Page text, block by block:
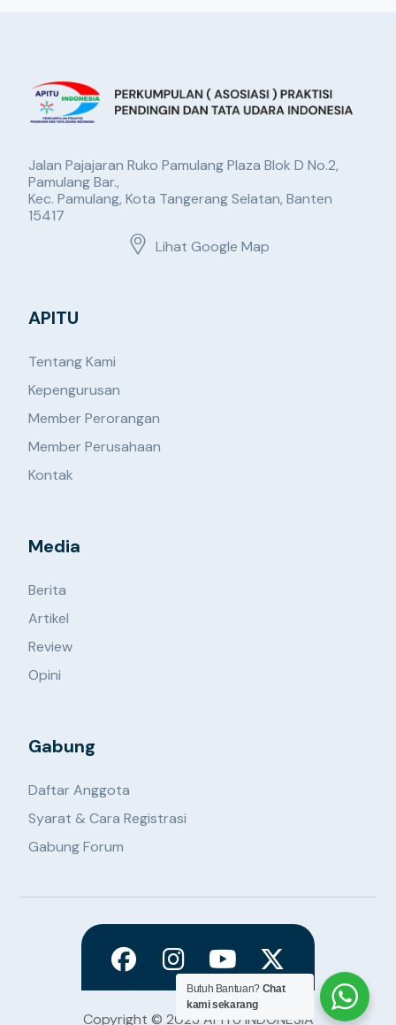
Jalan Pajajaran Ruko Pamulang Plaza Blok D No.2,
Pamulang Bar.,
Kec. Pamulang, Kota Tangerang Selatan, Banten
15417
Lihat Google Map
APITU
Tentang Kami
Kepengurusan
Member Perorangan
Member Perusahaan
Kontak
Media
Berita
Artikel
Review
Opini
Gabung
Daftar Anggota
Syarat & Cara Registrasi
Gabung Forum
Copyright © 2023 APITU INDONESIA
Butuh Bantuan? Chat
kami sekarang